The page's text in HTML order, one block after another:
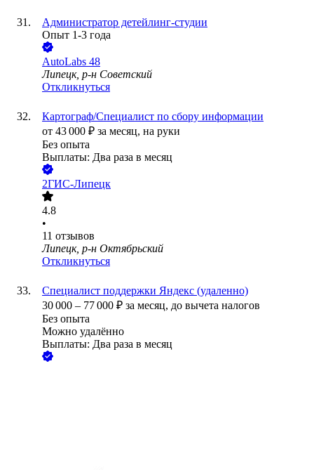
Администратор детейлинг-студии
Опыт 1-3 года
AutoLabs 48
Липецк, р-н Советский
Откликнуться
Картограф/Специалист по сбору информации
от 43 000 ₽ за месяц, на руки
Без опыта
Выплаты: Два раза в месяц
2ГИС-Липецк
4.8
•
11 отзывов
Липецк, р-н Октябрьский
Откликнуться
Специалист поддержки Яндекс (удаленно)
30 000 – 77 000 ₽ за месяц, до вычета налогов
Без опыта
Можно удалённо
Выплаты: Два раза в месяц